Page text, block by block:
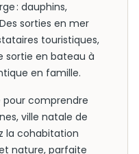
: dauphins,
sorties en mer
touristiques,
sortie en bateau à
en famille.
pour comprendre
ville natale de
la cohabitation
nature, parfaite